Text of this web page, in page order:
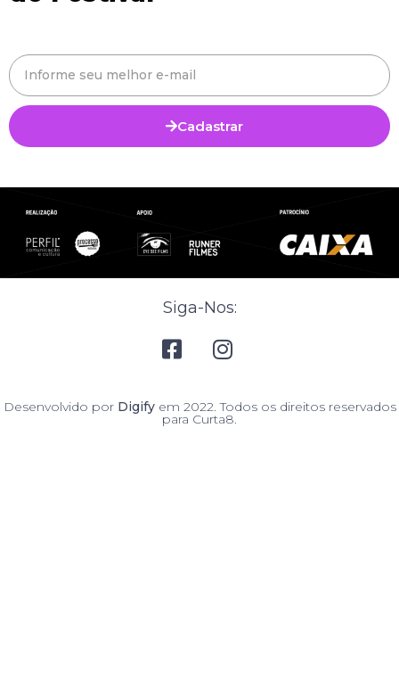
Cadastrar
Siga-Nos:
Desenvolvido por Digifyem 2022. Todos os direitos reservados
para Curta8.